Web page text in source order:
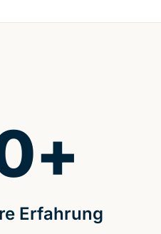
Erfahrung
+